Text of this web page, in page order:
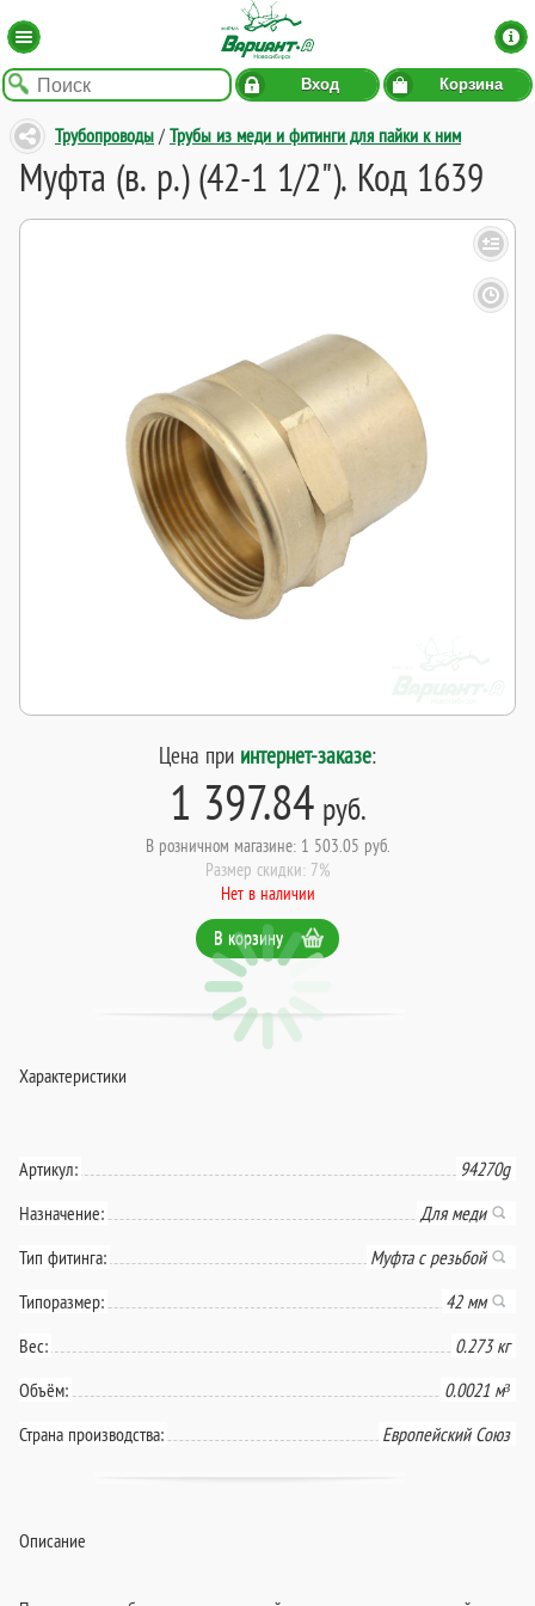
Вход Корзина
Трубопроводы / Трубы из меди и фитинги для пайки к ним
Муфта (в. р.) (42-1 1/2"). Код 1639
Цена при интернет-заказе:
1 397.84руб.
В розничном магазине: 1 503.05 руб.
Размер скидки: 7%
Нет в наличии
В корзину
Характеристики
Артикул:
94270g
Назначение:
Для меди
Тип фитинга:
Муфта с резьбой
Типоразмер:
42 мм
Вес:
0.273 кг
Объём:
0.0021 м³
Страна производства:
Европейский Союз
Описание